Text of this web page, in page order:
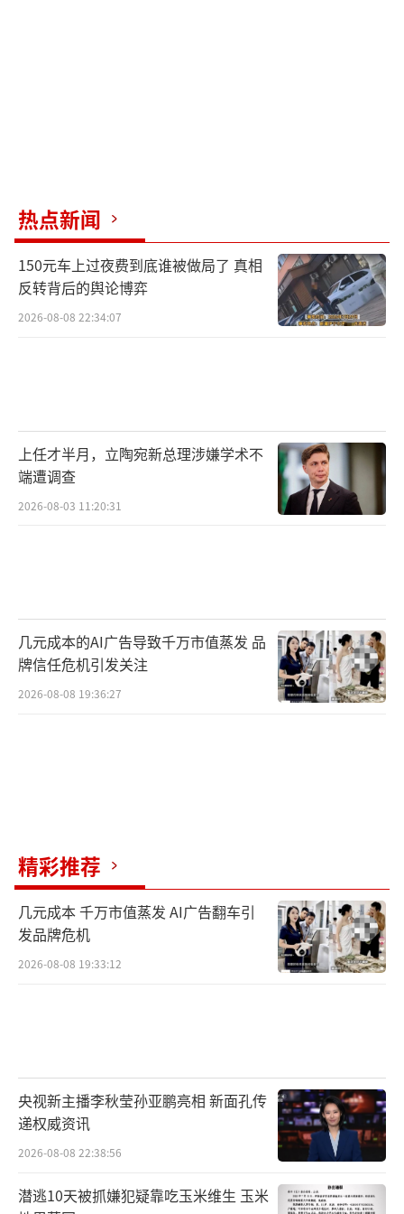
热点新闻
150元车上过夜费到底谁被做局了 真相
反转背后的舆论博弈
2026-08-08 22:34:07
上任才半月，立陶宛新总理涉嫌学术不
端遭调查
2026-08-03 11:20:31
几元成本的AI广告导致千万市值蒸发 品
牌信任危机引发关注
2026-08-08 19:36:27
精彩推荐
几元成本 千万市值蒸发 AI广告翻车引
发品牌危机
2026-08-08 19:33:12
央视新主播李秋莹孙亚鹏亮相 新面孔传
递权威资讯
2026-08-08 22:38:56
潜逃10天被抓嫌犯疑靠吃玉米维生 玉米